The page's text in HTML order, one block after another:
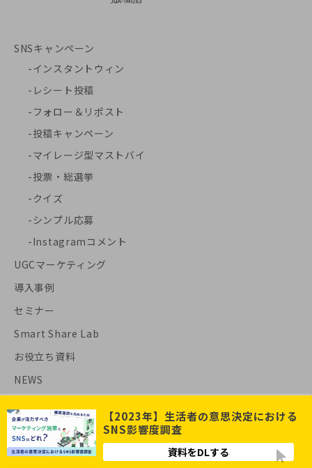
【2023年】生活者の意思決定における
SNS影響度調査
資料をDLする
SNSキャンペーン
インスタントウィン
レシート投稿
フォロー＆リポスト
投稿キャンペーン
マイレージ型マストバイ
投票・総選挙
クイズ
シンプル応募
Instagramコメント
UGCマーケティング
導入事例
セミナー
Smart Share Lab
お役立ち資料
NEWS
OWNLY for X